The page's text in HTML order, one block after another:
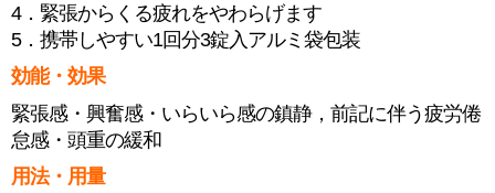
4．緊張からくる疲れをやわらげます
5．携帯しやすい1回分3錠入アルミ袋包装
効能・効果
緊張感・興奮感・いらいら感の鎮静，前記に伴う疲労倦
怠感・頭重の緩和
用法・用量